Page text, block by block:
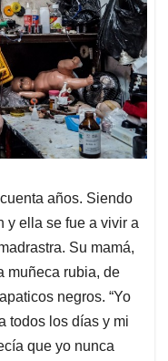
años. Siendo
y ella se fue a vivir a
Su mamá,
muñeca rubia, de
negros. “Yo
todos los días y mi
que yo nunca